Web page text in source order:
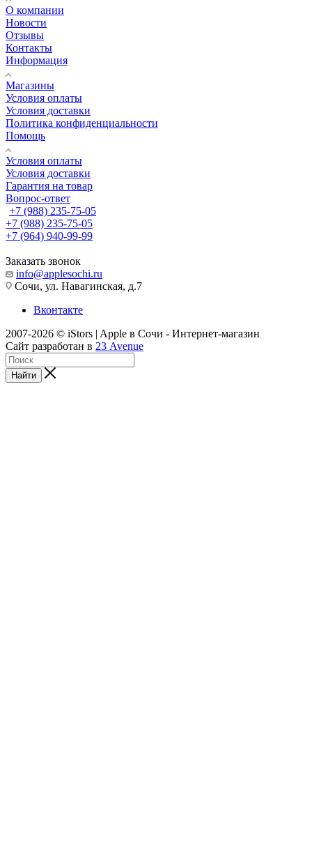
О компании
Новости
Отзывы
Контакты
Информация
Магазины
Условия оплаты
Условия доставки
Политика конфиденциальности
Помощь
Условия оплаты
Условия доставки
Гарантия на товар
Вопрос-ответ
+7 (988) 235-75-05
+7 (988) 235-75-05
+7 (964) 940-99-99
Заказать звонок
info@applesochi.ru
Сочи, ул. Навагинская, д.7
Вконтакте
2007-2026 © iStors | Apple в Сочи - Интернет-магазин
Сайт разработан в 23 Avenue
Найти